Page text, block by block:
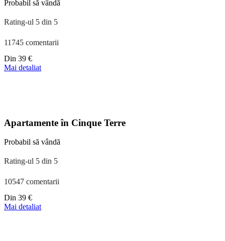
Probabil să vândă
Rating-ul 5 din 5
11745 comentarii
Preț
începând
Din 39 €
Mai detaliat
Apartamente în Cinque Terre
Probabil să vândă
Rating-ul 5 din 5
10547 comentarii
Preț
începând
Din 39 €
Mai detaliat